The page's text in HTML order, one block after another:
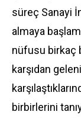
süreç Sanayi
almaya
nüfusu birkaç
karşıdan
birbirlerini